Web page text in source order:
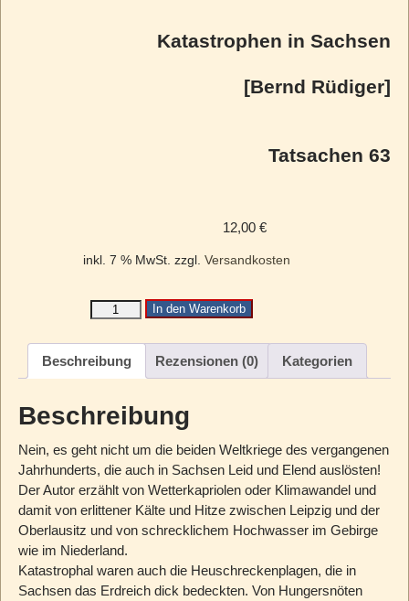
Katastrophen in Sachsen
[Bernd Rüdiger]
Tatsachen 63
12,00 €
inkl. 7 % MwSt. zzgl. Versandkosten
In den Warenkorb
Beschreibung Rezensionen (0) Kategorien
Beschreibung
Nein, es geht nicht um die beiden Weltkriege des vergangenen
Jahrhunderts, die auch in Sachsen Leid und Elend auslösten!
Der Autor erzählt von Wetterkapriolen oder Klimawandel und
damit von erlittener Kälte und Hitze zwischen Leipzig und der
Oberlausitz und von schrecklichem Hochwasser im Gebirge
wie im Niederland.
Katastrophal waren auch die Heuschreckenplagen, die in
Sachsen das Erdreich dick bedeckten. Von Hungersnöten